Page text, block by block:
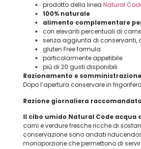
prodotto della linea Natural
100% naturale
alimento complementare
con elevanti percentuali di
senza aggiunta di conservanti,
gluten Free formula
particolarmente appetibile
più di 20 gusti disponibili
Razionamento e
Dopo l’apertura conservare in
Razione giornaliera
Il cibo umido Natural Code acqua
carni e verdure fresche ricche di
conservazione sono andati
monoporzione che permettono di